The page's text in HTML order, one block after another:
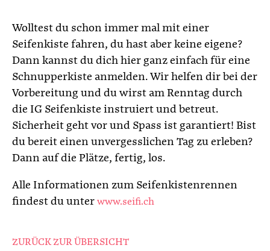
Wolltest du schon immer mal mit einer
Seifenkiste fahren, du hast aber keine eigene?
Dann kannst du dich hier ganz einfach für eine
Schnupperkiste anmelden. Wir helfen dir bei der
Vorbereitung und du wirst am Renntag durch
die IG Seifenkiste instruiert und betreut.
Sicherheit geht vor und Spass ist garantiert! Bist
du bereit einen unvergesslichen Tag zu erleben?
Dann auf die Plätze, fertig, los.
Alle Informationen zum Seifenkistenrennen
findest du unter www.seifi.ch
ZURÜCK ZUR ÜBERSICHT